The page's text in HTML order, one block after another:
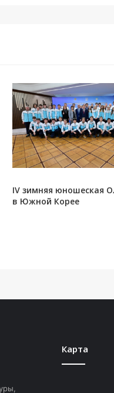
IV зимняя юношеская
в Южной Корее
Карта